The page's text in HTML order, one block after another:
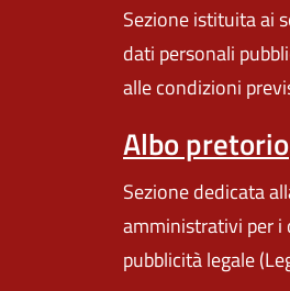
Sezione istituita ai
dati personali
alle condizioni
Albo pretorio
Sezione dedicata
amministrativi per i
pubblicità legale